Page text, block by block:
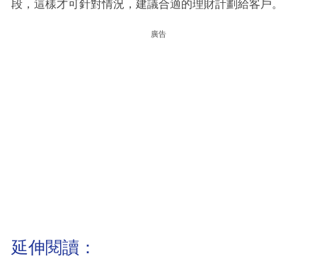
段，這樣才可針對情況，建議合適的理財計劃給客戶。
廣告
延伸閱讀：